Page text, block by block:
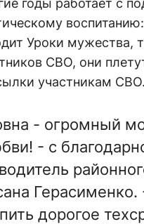
годы работает с
Уроки мужества,
СВО, они
участникам СВО.
- огромный
- с
Герасименко.
дорогое